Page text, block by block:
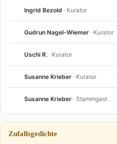
Ingrid Bezold · Kurator
Gudrun Nagel-Wiemer · Kurator
Uschi R. · Kurator
Susanne Krieber · Kurator
Susanne Krieber · Stammgast
Zufallsgedichte